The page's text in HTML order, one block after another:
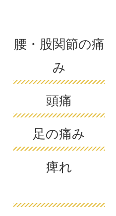
腰・股関節の痛
み
頭痛
足の痛み
痺れ